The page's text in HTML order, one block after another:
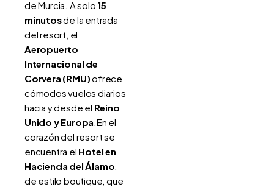
de Murcia. A solo 15
minutosde la entrada
del resort, el
Aeropuerto
Internacional de
Corvera (RMU)ofrece
cómodos vuelos diarios
hacia y desde el Reino
Unido y Europa.En el
corazón del resort se
encuentra el Hotel en
Hacienda del Álamo,
de estilo boutique, que